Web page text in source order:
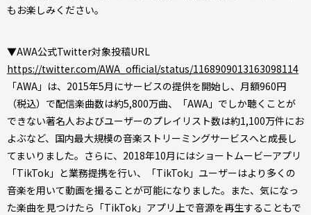
もお楽しみください。
▼AWA公式Twitter対象投稿URL
https://twitter.com/AWA_official/status/1168909013163098114
「AWA」は、2015年5月にサービスの提供を開始し、月額960円
（税込）で配信楽曲数は約5,800万曲、「AWA」でしか聴くことが
できない著名人およびユーザーのプレイリスト数は約1,100万件にお
よぶなど、国内最大規模の音楽ストリーミングサービスへと成長し
てまいりました。さらに、2018年10月にはショートムービーアプリ
「TikTok」と業務提携を行い、「TikTok」ユーザーはより多くの
音楽を用いて動画を撮ることが可能になりました。また、気になっ
た楽曲を見つけたら「TikTok」アプリ上で音源を再生することもで